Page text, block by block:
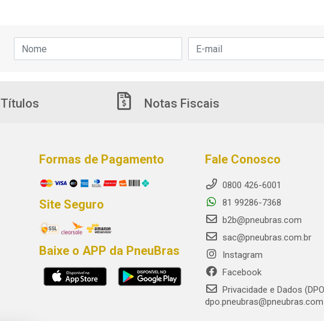
Títulos Notas Fiscais
Formas de Pagamento
Site Seguro
Baixe o APP da PneuBras
Fale Conosco
0800 426-6001
81 99286-7368
b2b@pneubras.com
sac@pneubras.com.br
Instagram
Facebook
Privacidade e Dados
dpo.pneubras@pneubras.com